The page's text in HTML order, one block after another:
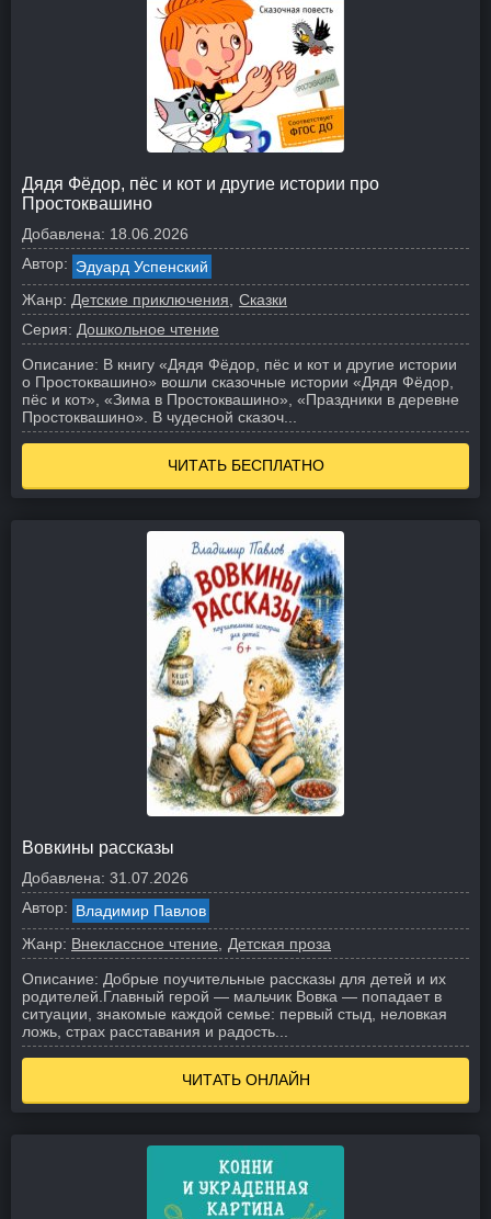
Дядя Фёдор, пёс и кот и другие истории про
Простоквашино
Добавлена: 18.06.2026
Автор: Эдуард Успенский
Жанр: Детские приключения
Сказки
Серия: Дошкольное чтение
Описание: В книгу «Дядя Фёдор, пёс и кот и другие истории
о Простоквашино» вошли сказочные истории «Дядя Фёдор,
пёс и кот», «Зима в Простоквашино», «Праздники в деревне
Простоквашино». В чудесной сказоч...
ЧИТАТЬ БЕСПЛАТНО
Вовкины рассказы
Добавлена: 31.07.2026
Автор: Владимир Павлов
Жанр: Внеклассное чтение
Детская проза
Описание: Добрые поучительные рассказы для детей и их
родителей. Главный герой — мальчик Вовка — попадает в
ситуации, знакомые каждой семье: первый стыд, неловкая
ложь, страх расставания и радость...
ЧИТАТЬ ОНЛАЙН